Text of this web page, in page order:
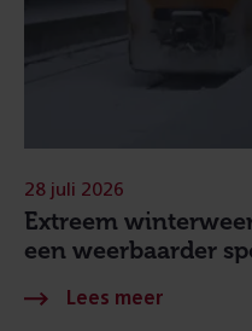
Extreem
een weerbaarder
28 juli 2026